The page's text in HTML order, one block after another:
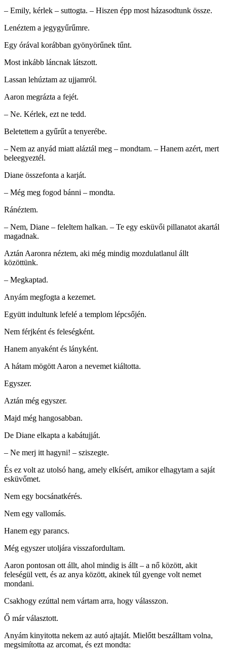
– Emily, kérlek – suttogta. – Hiszen épp most házasodtunk össze.
Lenéztem a jegygyűrűmre.
Egy órával korábban gyönyörűnek tűnt.
Most inkább láncnak látszott.
Lassan lehúztam az ujjamról.
Aaron megrázta a fejét.
– Ne. Kérlek, ezt ne tedd.
Beletettem a gyűrűt a tenyerébe.
– Nem az anyád miatt aláztál meg – mondtam. – Hanem azért, mert
beleegyeztél.
Diane összefonta a karját.
– Még meg fogod bánni – mondta.
Ránéztem.
– Nem, Diane – feleltem halkan. – Te egy esküvői pillanatot akartál
magadnak.
Aztán Aaronra néztem, aki még mindig mozdulatlanul állt
közöttünk.
– Megkaptad.
Anyám megfogta a kezemet.
Együtt indultunk lefelé a templom lépcsőjén.
Nem férjként és feleségként.
Hanem anyaként és lányként.
A hátam mögött Aaron a nevemet kiáltotta.
Egyszer.
Aztán még egyszer.
Majd még hangosabban.
De Diane elkapta a kabátujját.
– Ne merj itt hagyni! – sziszegte.
És ez volt az utolsó hang, amely elkísért, amikor elhagytam a saját
esküvőmet.
Nem egy bocsánatkérés.
Nem egy vallomás.
Hanem egy parancs.
Még egyszer utoljára visszafordultam.
Aaron pontosan ott állt, ahol mindig is állt – a nő között, akit
feleségül vett, és az anya között, akinek túl gyenge volt nemet
mondani.
Csakhogy ezúttal nem vártam arra, hogy válasszon.
Ő már választott.
Anyám kinyitotta nekem az autó ajtaját. Mielőtt beszálltam volna,
megsimította az arcomat, és ezt mondta: